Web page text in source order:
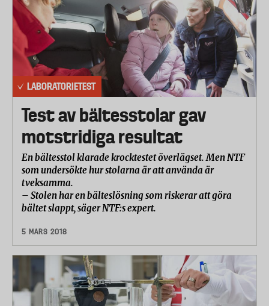
LABORATORIETEST
Test av bältesstolar gav
motstridiga resultat
En bältesstol klarade krocktestet överlägset. Men NTF
som undersökte hur stolarna är att använda är
tveksamma.
– Stolen har en bälteslösning som riskerar att göra
bältet slappt, säger NTF:s expert.
5 MARS 2018